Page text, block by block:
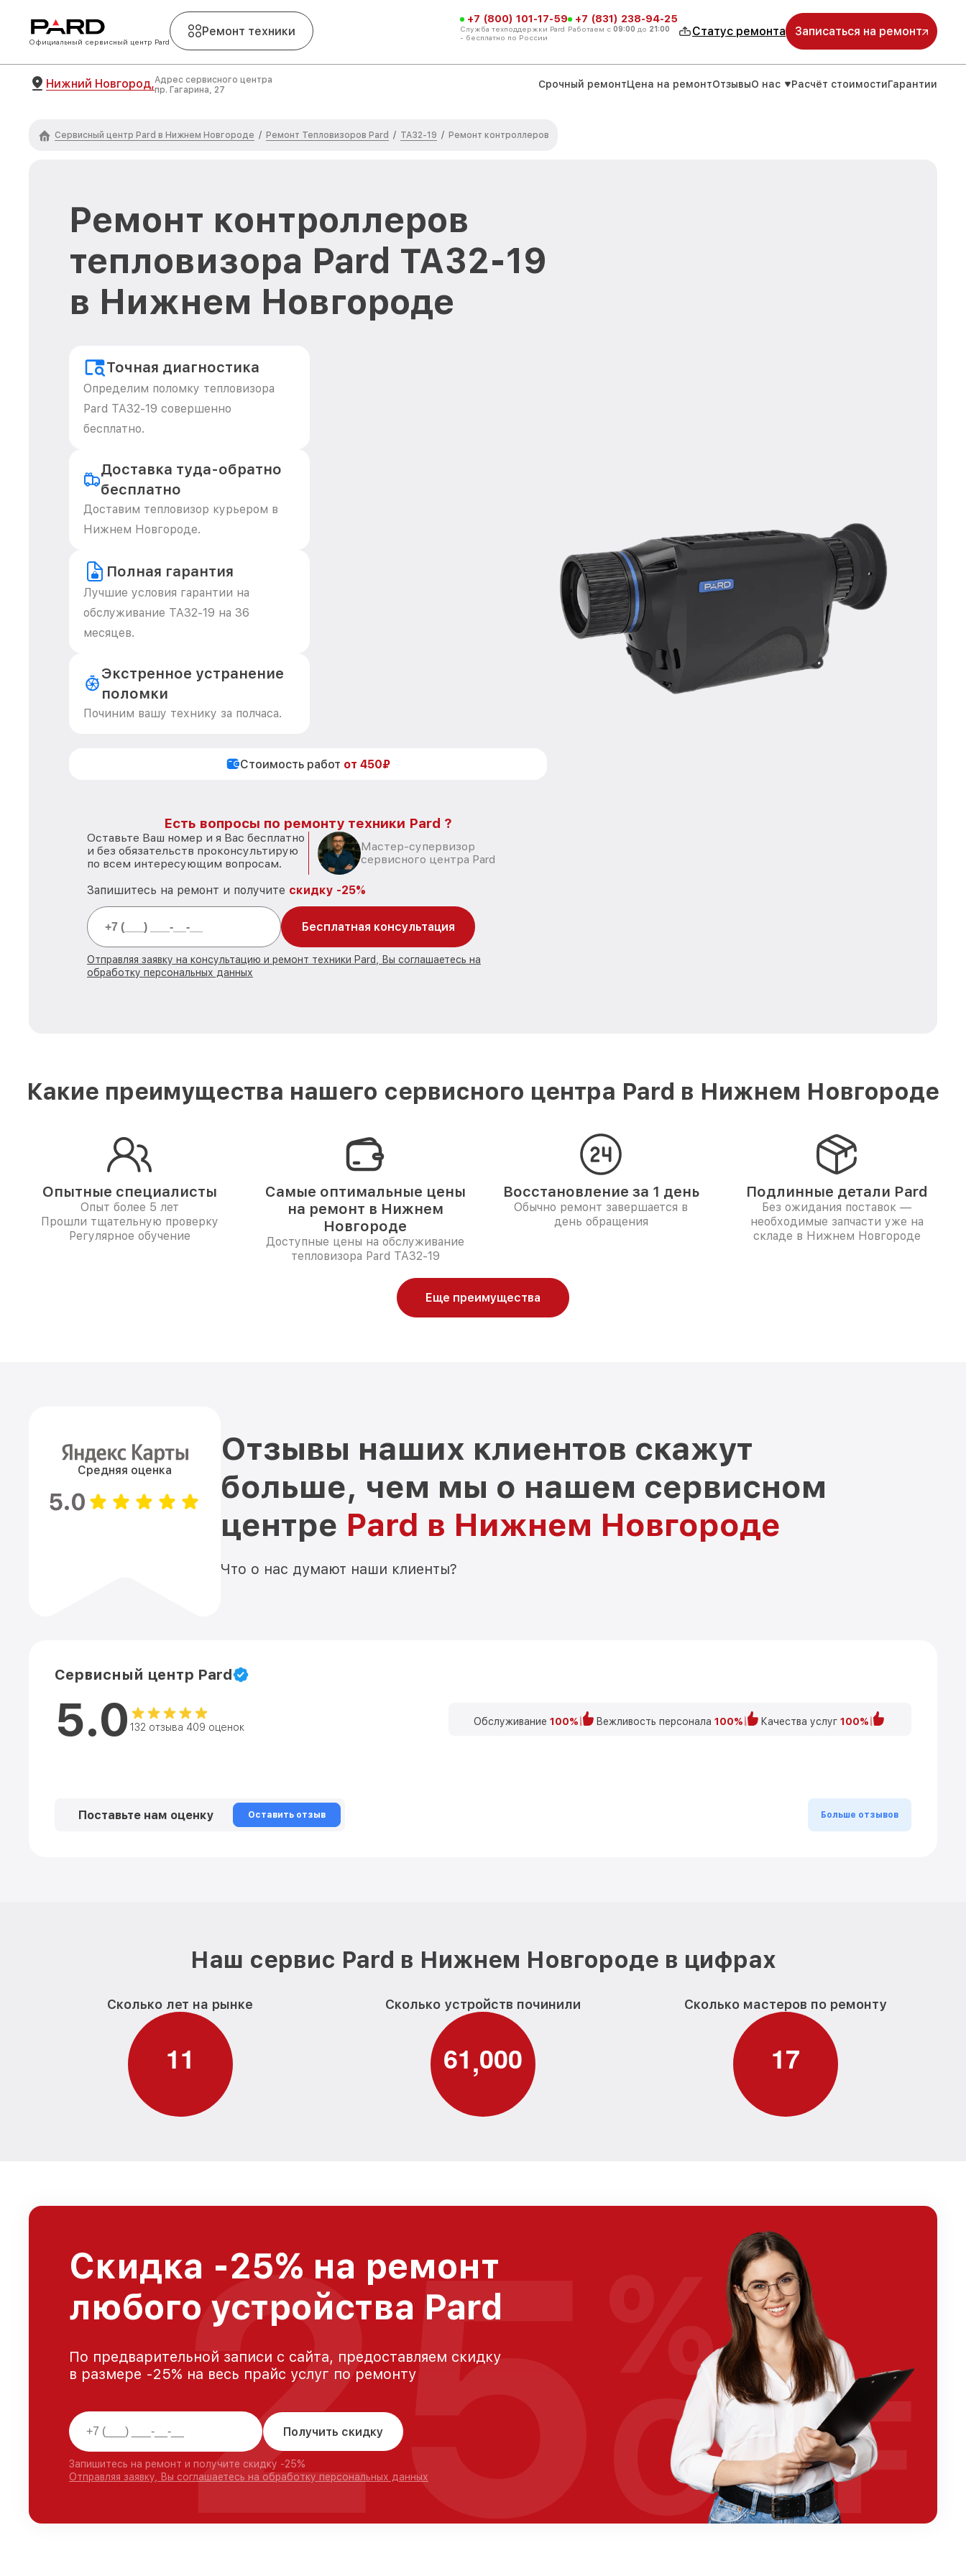
Официальный сервисный центр Pard
Ремонт техники
+7 (800) 101-17-59
Служба техподдержки Pard
- бесплатно по России
+7 (831) 238-94-25
Работаем с 09:00 до 21:00 Статус ремонта Записаться на ремонт
Нижний Новгород,Адрес сервисного центра
пр. Гагарина, 27
Срочный ремонтЦена на ремонтОтзывыО нас Расчёт стоимостиГарантии
Сервисный центр Pard в Нижнем Новгороде / Ремонт Тепловизоров Pard / TA32-19 / Ремонт контроллеров
Ремонт контроллеров
тепловизора Pard TA32-19
в Нижнем Новгороде
Точная диагностика
Определим поломку тепловизора
Pard TA32-19 совершенно
бесплатно.
Доставка туда-обратно
бесплатно
Доставим тепловизор курьером в
Нижнем Новгороде.
Полная гарантия
Лучшие условия гарантии на
обслуживание TA32-19 на 36
месяцев.
Экстренное устранение
поломки
Починим вашу технику за полчаса.
Стоимость работ от 450₽
Есть вопросы по ремонту техники Pard ?
Оставьте Ваш номер и я Вас бесплатно
и без обязательств проконсультирую
по всем интересующим вопросам.
Мастер-супервизор
сервисного центра Pard
Запишитесь на ремонт и получите скидку -25%
Бесплатная консультация
Отправляя заявку на консультацию и ремонт техники Pard, Вы соглашаетесь на
обработку персональных данных
Какие преимущества нашего сервисного центра Pard в Нижнем Новгороде
Опытные специалисты
Опыт более 5 лет
Прошли тщательную проверку
Регулярное обучение
Самые оптимальные цены
на ремонт в Нижнем
Новгороде
Доступные цены на обслуживание
тепловизора Pard TA32-19
Восстановление за 1 день
Обычно ремонт завершается в
день обращения
Подлинные детали Pard
Без ожидания поставок —
необходимые запчасти уже на
складе в Нижнем Новгороде
Еще преимущества
Средняя оценка
5.0
Отзывы наших клиентов скажут
больше, чем мы о нашем сервисном
центре Pard в Нижнем Новгороде
Что о нас думают наши клиенты?
Сервисный центр Pard
5.0 132 отзыва 409 оценок Обслуживание 100% Вежливость персонала 100% Качества услуг 100%
Поставьте нам оценку Оставить отзыв Больше отзывов
Наш сервис Pard в Нижнем Новгороде в цифрах
Сколько лет на рынке
11
Сколько устройств починили
61,000
Сколько мастеров по ремонту
17
Скидка -25% на ремонт
любого устройства Pard
По предварительной записи с сайта, предоставляем скидку
в размере -25% на весь прайс услуг по ремонту
Получить скидку
Запишитесь на ремонт и получите скидку -25%
Отправляя заявку, Вы соглашаетесь на обработку персональных данных
25 %
OFF